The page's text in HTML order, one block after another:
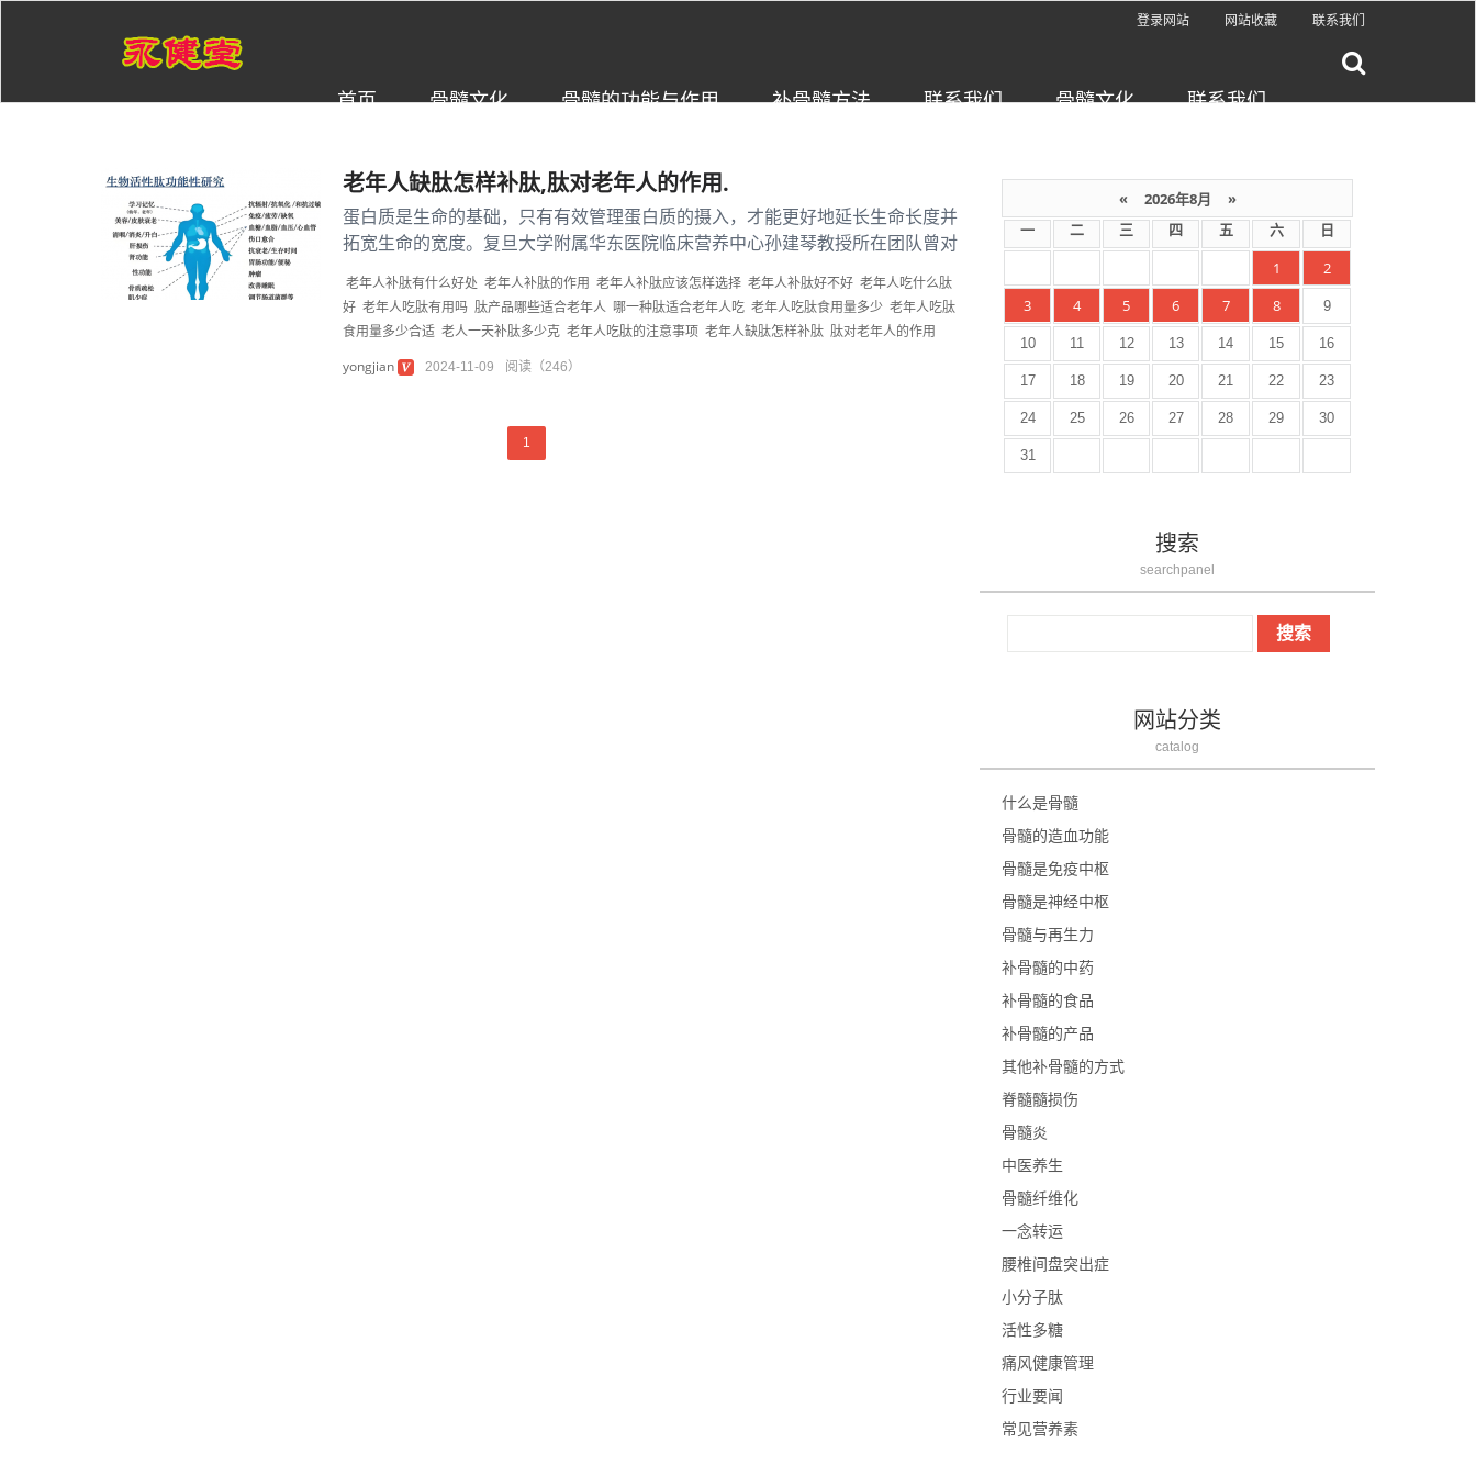
登录网站 网站收藏 联系我们
首页 骨髓文化 骨髓的功能与作用 补骨髓方法 联系我们 骨髓文化 联系我们
老年人缺肽怎样补肽,肽对老年人的作用.
蛋白质是生命的基础，只有有效管理蛋白质的摄入，才能更好地延长生命长度并
拓宽生命的宽度。复旦大学附属华东医院临床营养中心孙建琴教授所在团队曾对
老年人补肽有什么好处 老年人补肽的作用 老年人补肽应该怎样选择 老年人补肽好不好 老年人吃什么肽
好 老年人吃肽有用吗 肽产品哪些适合老年人 哪一种肽适合老年人吃 老年人吃肽食用量多少 老年人吃肽
食用量多少合适 老人一天补肽多少克 老年人吃肽的注意事项 老年人缺肽怎样补肽 肽对老年人的作用
yongjian
2024-11-09 阅读（246）
1
« 2026年8月 »
一 二 三 四 五 六 日
1
2
3
4 5 6 7 8 9
10 11 12 13 14 15 16
17 18 19 20 21 22 23
24 25 26 27 28 29 30
31
搜索
searchpanel
网站分类
catalog
什么是骨髓
骨髓的造血功能
骨髓是免疫中枢
骨髓是神经中枢
骨髓与再生力
补骨髓的中药
补骨髓的食品
补骨髓的产品
其他补骨髓的方式
脊髓髓损伤
骨髓炎
中医养生
骨髓纤维化
一念转运
腰椎间盘突出症
小分子肽
活性多糖
痛风健康管理
行业要闻
常见营养素